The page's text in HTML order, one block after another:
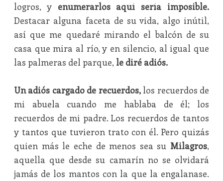
logros, y enumerarlos aquí sería imposible.
Destacar alguna faceta de su vida, algo inútil,
así que me quedaré mirando el balcón de su
casa que mira al río, y en silencio, al igual que
las palmeras del parque, le diré adiós.
Un adiós cargado de recuerdos,los recuerdos de
mi abuela cuando me hablaba de él; los
recuerdos de mi padre. Los recuerdos de tantos
y tantos que tuvieron trato con él. Pero quizás
quien más le eche de menos sea su Milagros,
aquella que desde su camarín no se olvidará
jamás de los mantos con la que la engalanase.